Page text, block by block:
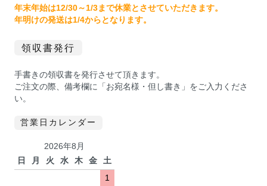
年末年始は12/30～1/3まで休業とさせていただきます。
年明けの発送は1/4からとなります。
領収書発行
手書きの領収書を発行させて頂きます。
ご注文の際、備考欄に「お宛名様・但し書き」をご入力くださ
い。
営業日カレンダー
2026年8月
日
月 火 水 木 金
土
1